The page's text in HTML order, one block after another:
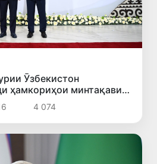
Ӯзбекистон
ҳамкориҳои минтақавии
ва Озарбойҷонро
4 074